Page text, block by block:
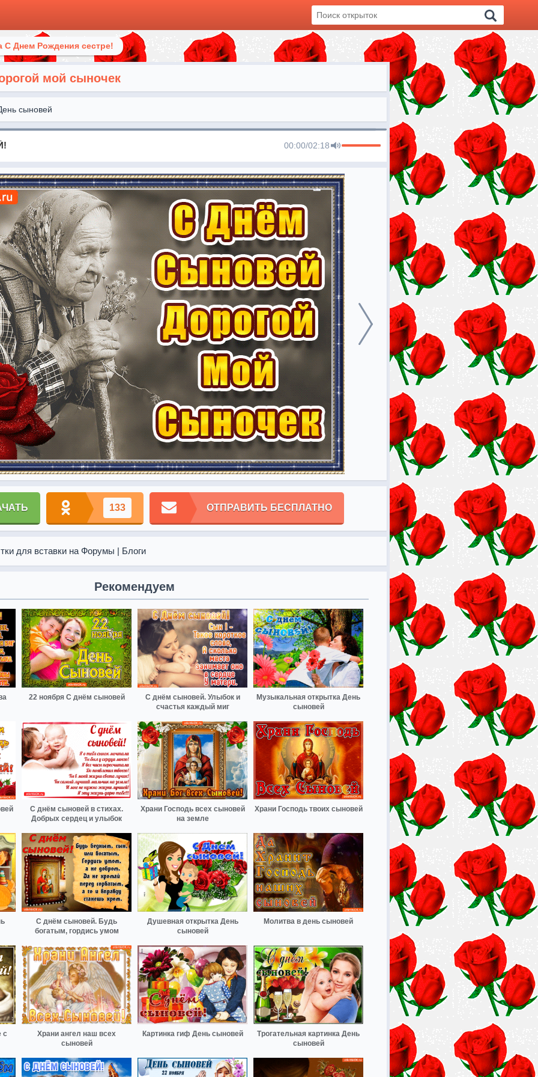
С Днем Рождения сестре!
мой сыночек
сыновей
00:00/02:18
133 ОТПРАВИТЬ БЕСПЛАТНО
для вставки на Форумы | Блоги
Рекомендуем
22 ноября С днём сыновей
С днём сыновей. Улыбок и
счастья каждый миг
Музыкальная открытка День
сыновей
С днём сыновей в стихах.
Добрых сердец и улыбок
Храни Господь всех сыновей
на земле
Храни Господь твоих сыновей
С днём сыновей. Будь
богатым, гордись умом
Душевная открытка День
сыновей
Молитва в день сыновей
с
Храни ангел наш всех
сыновей
Картинка гиф День сыновей
Трогательная картинка День
сыновей